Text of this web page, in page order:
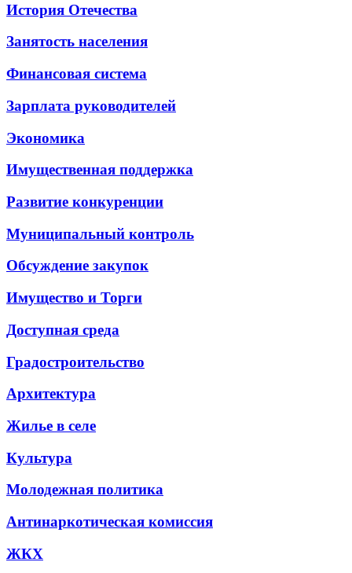
История Отечества
Занятость населения
Финансовая система
Зарплата руководителей
Экономика
Имущественная поддержка
Развитие конкуренции
Муниципальный контроль
Обсуждение закупок
Имущество и Торги
Доступная среда
Градостроительство
Архитектура
Жилье в селе
Культура
Молодежная политика
Антинаркотическая комиссия
ЖКХ